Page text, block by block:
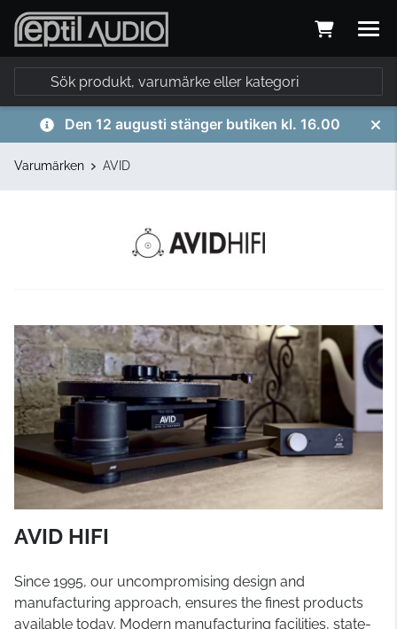
Den 12 augusti stänger butiken kl. 16.00
Varumärken AVID
AVID HIFI
Since 1995, our uncompromising design and
manufacturing approach, ensures the finest products
available today. Modern manufacturing facilities, state-